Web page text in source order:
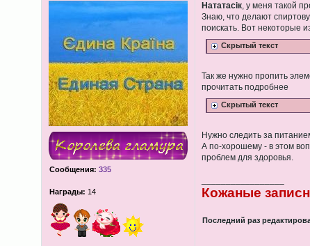
Сообщения: 335
Награды: 14
Нататасік, у меня такой
Знаю, что делают
поискать. Вот некоторые
Скрытый текст
Так же нужно пропить
прочитать подробнее
Скрытый текст
Нужно следить за
А по-хорошему - в этом
проблем для здоровья.
Кожаные
Последний раз